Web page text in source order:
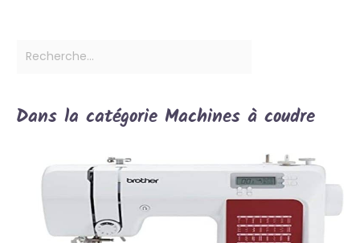
Dans la catégorie Machines à coudre